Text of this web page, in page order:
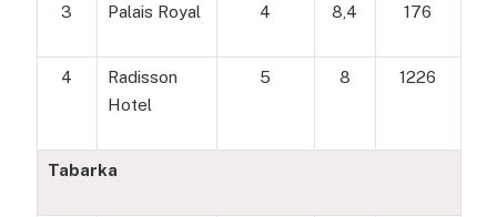
3 Palais Royal 4 8,4 176
4
Radisson
Hotel
5 8 1226
Tabarka